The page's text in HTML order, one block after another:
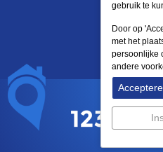
gebruik te
Door op
met het
persoonlijke
andere